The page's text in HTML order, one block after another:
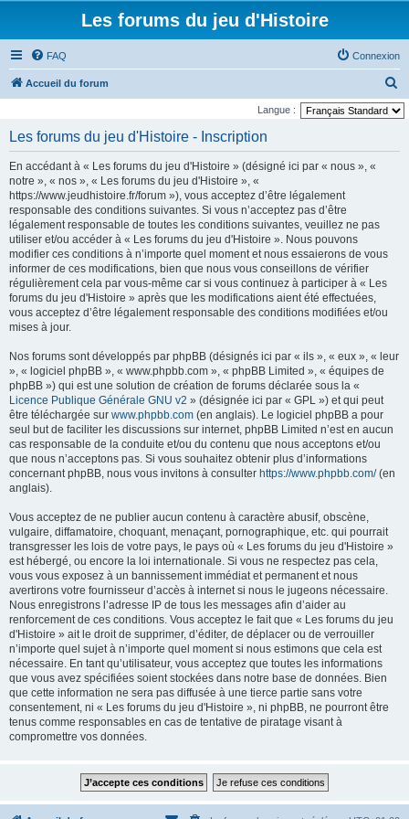
Les forums du jeu d'Histoire
FAQ Connexion
Accueil du forum
e
Langue :
Les forums du jeu d'Histoire - Inscription
En accédant à « Les forums du jeu d'Histoire » (désigné ici par « nous », «
notre », « nos », « Les forums du jeu d'Histoire », «
https://www.jeudhistoire.fr/forum »), vous acceptez d’être légalement
responsable des conditions suivantes. Si vous n’acceptez pas d’être
légalement responsable de toutes les conditions suivantes, veuillez ne pas
utiliser et/ou accéder à « Les forums du jeu d'Histoire ». Nous pouvons
modifier ces conditions à n’importe quel moment et nous essaierons de vous
informer de ces modifications, bien que nous vous conseillons de vérifier
régulièrement cela par vous-même car si vous continuez à participer à « Les
forums du jeu d'Histoire » après que les modifications aient été effectuées,
vous acceptez d’être légalement responsable des conditions modifiées et/ou
mises à jour.
Nos forums sont développés par phpBB (désignés ici par « ils », « eux », « leur
», « logiciel phpBB », « www.phpbb.com », « phpBB Limited », « équipes de
phpBB ») qui est une solution de création de forums déclarée sous la «
Licence Publique Générale GNU v2 » (désignée ici par « GPL ») et qui peut
être téléchargée sur www.phpbb.com (en anglais). Le logiciel phpBB a pour
seul but de faciliter les discussions sur internet, phpBB Limited n’est en aucun
cas responsable de la conduite et/ou du contenu que nous acceptons et/ou
que nous n’acceptons pas. Si vous souhaitez obtenir plus d’informations
concernant phpBB, nous vous invitons à consulter https://www.phpbb.com/(en
anglais).
Vous acceptez de ne publier aucun contenu à caractère abusif, obscène,
vulgaire, diffamatoire, choquant, menaçant, pornographique, etc. qui pourrait
transgresser les lois de votre pays, le pays où « Les forums du jeu d'Histoire »
est hébergé, ou encore la loi internationale. Si vous ne respectez pas cela,
vous vous exposez à un bannissement immédiat et permanent et nous
avertirons votre fournisseur d’accès à internet si nous le jugeons nécessaire.
Nous enregistrons l’adresse IP de tous les messages afin d’aider au
renforcement de ces conditions. Vous acceptez le fait que « Les forums du jeu
d'Histoire » ait le droit de supprimer, d’éditer, de déplacer ou de verrouiller
n’importe quel sujet à n’importe quel moment si nous estimons que cela est
nécessaire. En tant qu’utilisateur, vous acceptez que toutes les informations
que vous avez spécifiées soient stockées dans notre base de données. Bien
que cette information ne sera pas diffusée à une tierce partie sans votre
consentement, ni « Les forums du jeu d'Histoire », ni phpBB, ne pourront être
tenus comme responsables en cas de tentative de piratage visant à
compromettre vos données.